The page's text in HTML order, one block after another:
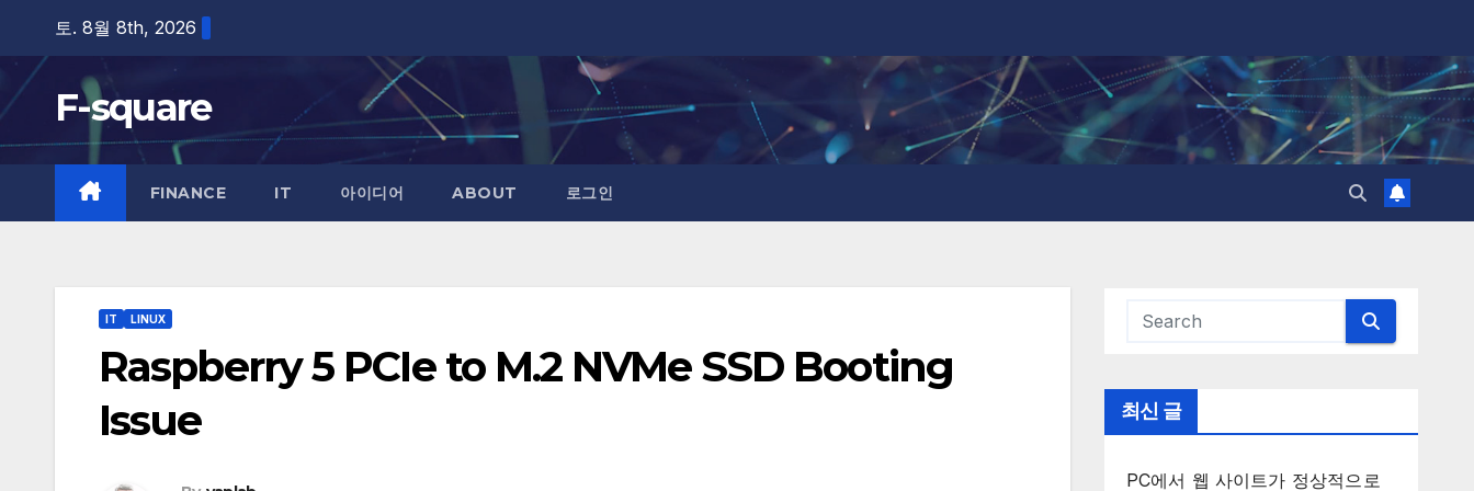
content
토. 8월 8th, 2026
F-square
FINANCE IT 아이디어 ABOUT 로그인
IT LINUX
Raspberry 5 PCIe to M.2 NVMe SSD Booting
Issue
최신 글
PC에서 웹 사이트가 정상적으로